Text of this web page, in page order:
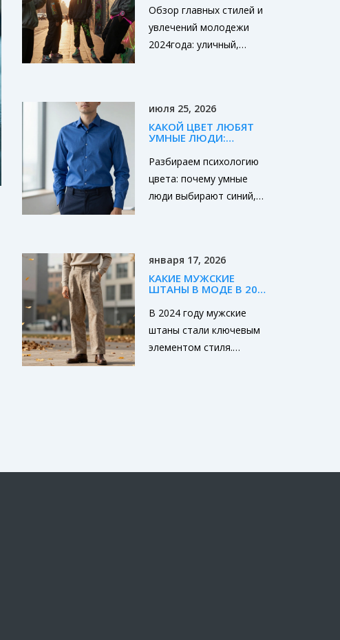
даже с базовым
бюджетом.
ОНЛАЙН
Обзор главных стилей и
увлечений молодежи
2024года: уличный,
созданию образа.
июля 25, 2026
КАКОЙ ЦВЕТ ЛЮБЯТ
УМНЫЕ ЛЮДИ:
МОДЕ И ОБРАЗЕ
Разбираем психологию
цвета: почему умные
люди выбирают синий,
восприятие вашего
интеллекта и авторитета
января 17, 2026
КАКИЕ МУЖСКИЕ
ШТАНЫ В МОДЕ В 2024
ТРЕНДЫ ОСЕНИ
В 2024 году мужские
штаны стали ключевым
элементом стиля.